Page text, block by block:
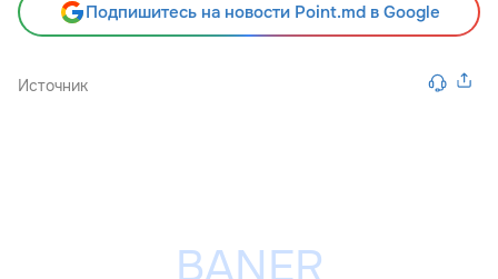
Подпишитесь на новости Point.md в Google
Источник